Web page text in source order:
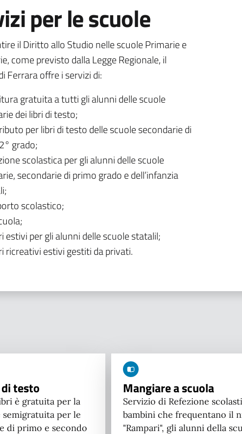
per le scuole
il Diritto allo Studio nelle scuole Primarie e
come previsto dalla Legge Regionale, il
Ferrara offre i servizi di:
gratuita a tutti gli alunni delle scuole
dei libri di testo;
per libri di testo delle scuole secondarie di
grado;
scolastica per gli alunni delle scuole
secondarie di primo grado e dell’infanzia
scolastico;
estivi per gli alunni delle scuole statalil;
ricreativi estivi gestiti da privati.
testo
è gratuita per la
per le
di primo e secondo
Mangiare a scuola
Servizio di Refezione
bambini che frequentano il
"Rampari", gli alunni della